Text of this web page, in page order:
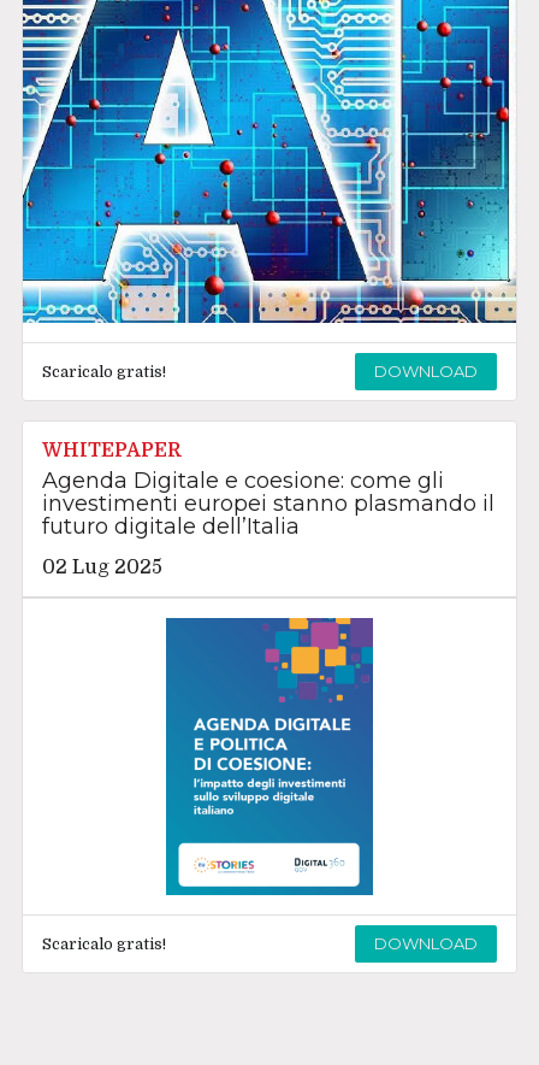
Scaricalo gratis! DOWNLOAD
WHITEPAPER
Agenda Digitale e coesione: come gli
investimenti europei stanno plasmando il
futuro digitale dell’Italia
02 Lug 2025
Scaricalo gratis! DOWNLOAD